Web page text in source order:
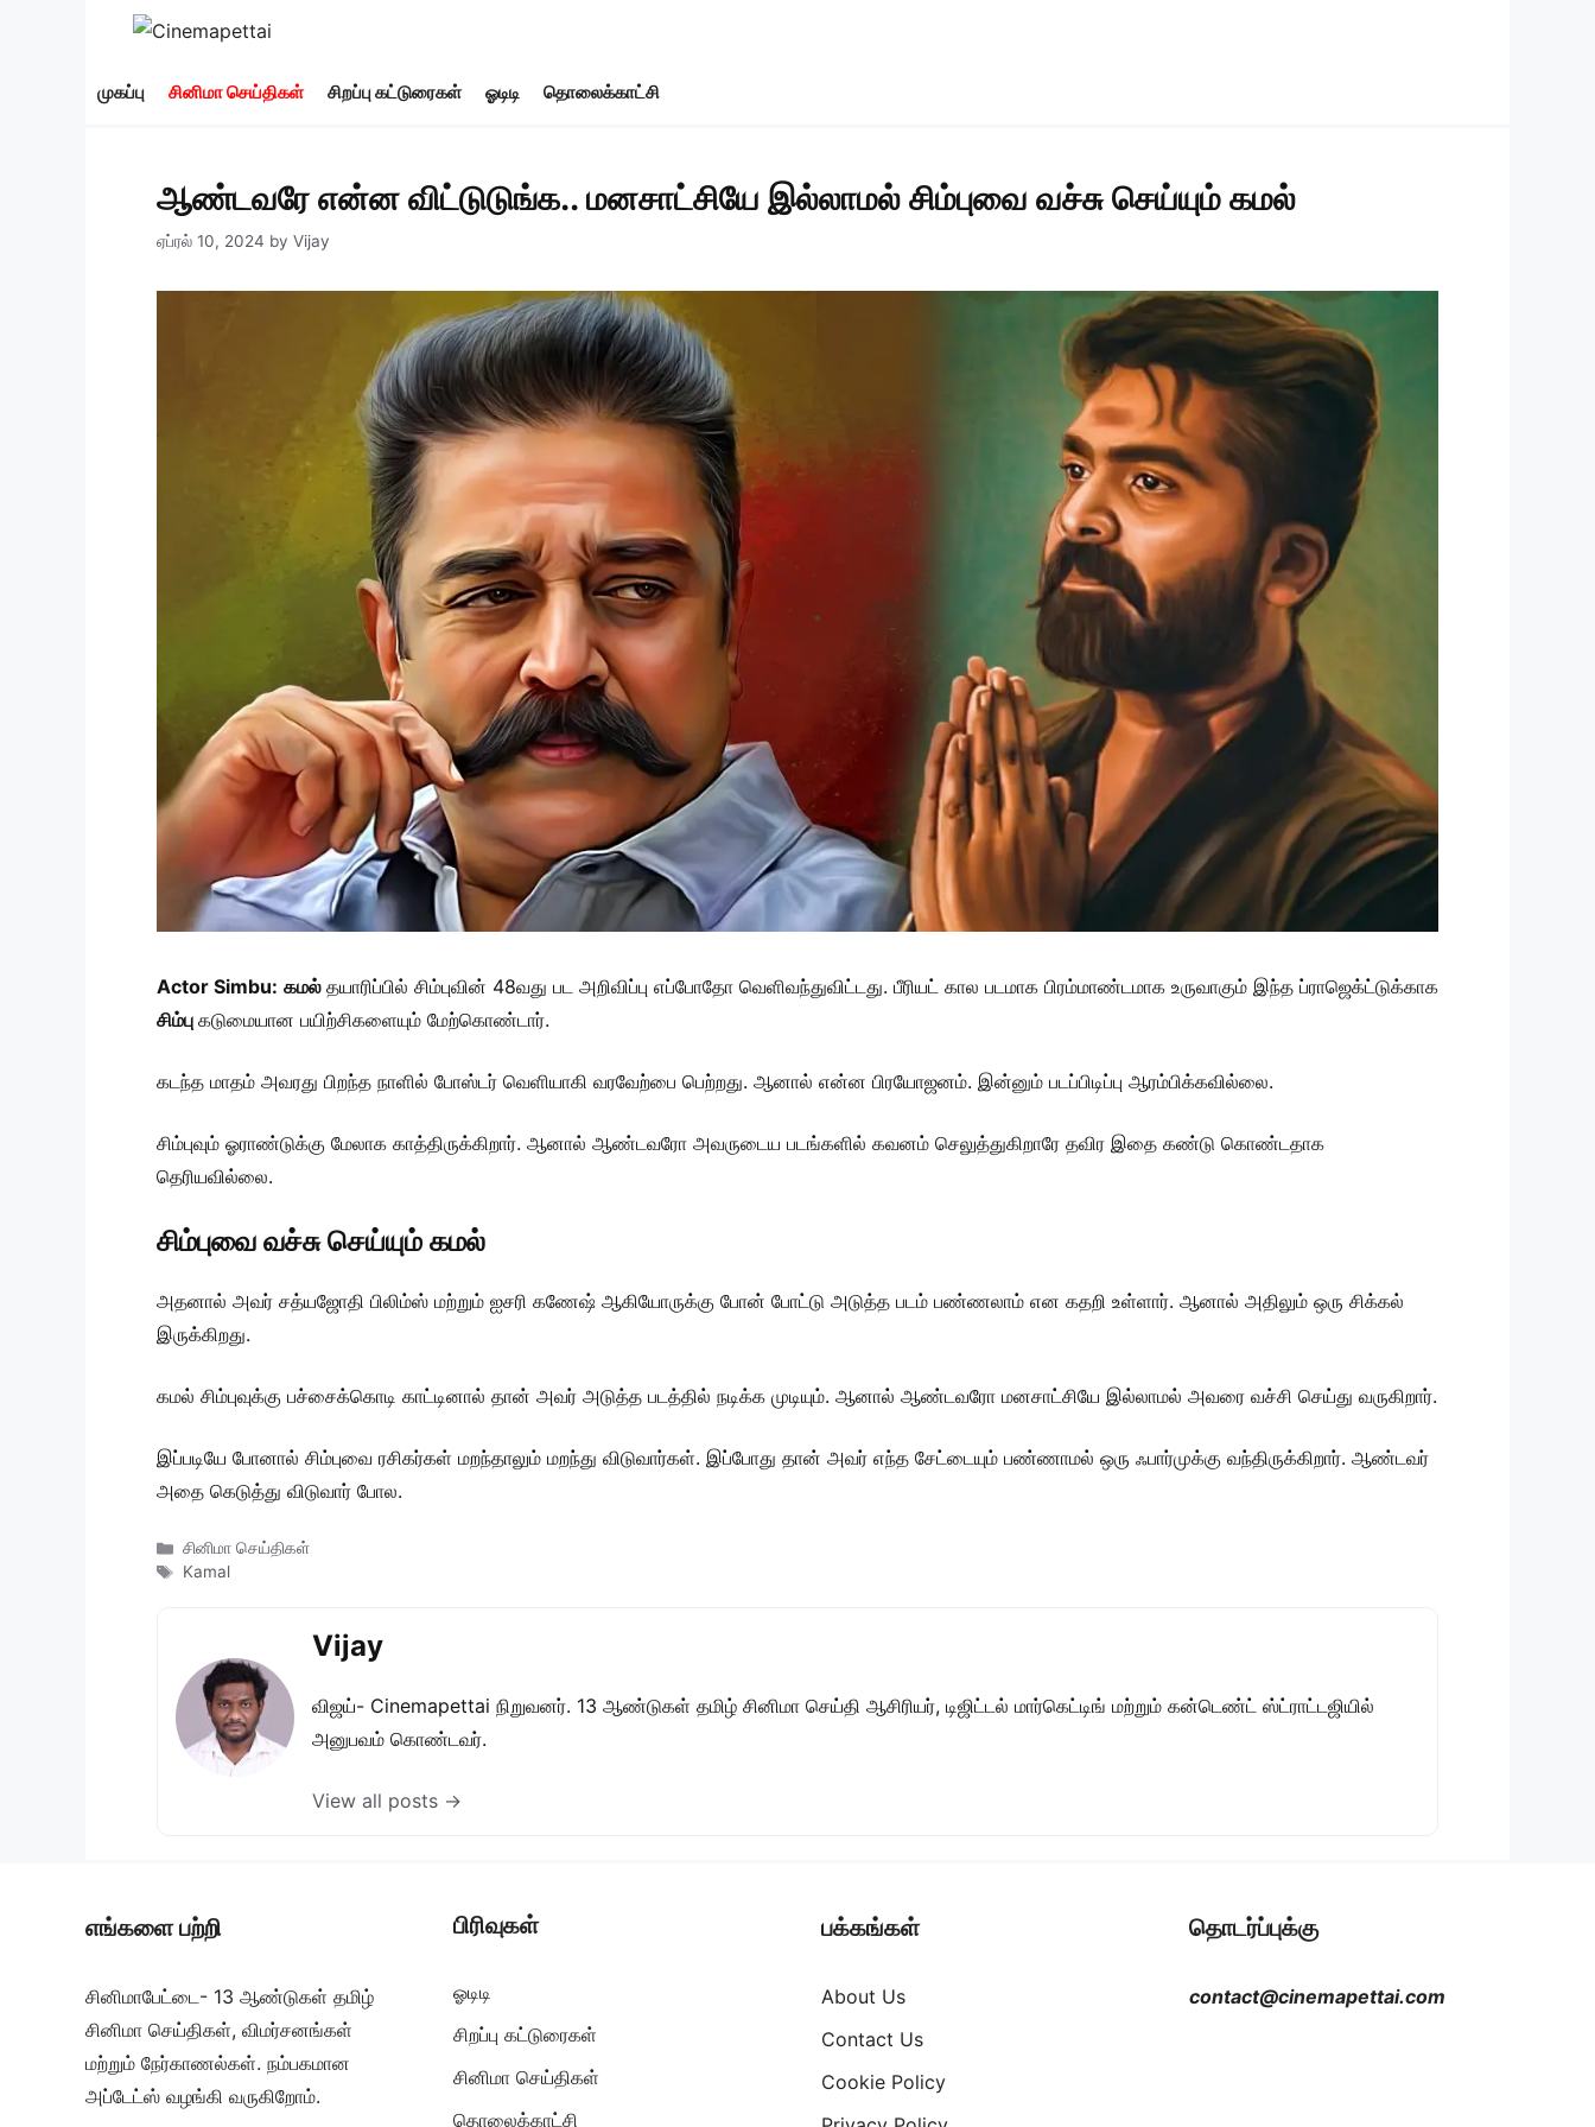
முகப்பு சினிமா செய்திகள் சிறப்பு கட்டுரைகள் ஓடிடி தொலைக்காட்சி
ஆண்டவரே என்ன விட்டுடுங்க.. மனசாட்சியே இல்லாமல் சிம்புவை வச்சு செய்யும் கமல்
ஏப்ரல் 10, 2024 by Vijay
Actor Simbu: கமல் தயாரிப்பில் சிம்புவின் 48வது பட அறிவிப்பு எப்போதோ வெளிவந்துவிட்டது. பீரியட் கால படமாக பிரம்மாண்டமாக உருவாகும் இந்த ப்ராஜெக்ட்டுக்காக
சிம்பு கடுமையான பயிற்சிகளையும் மேற்கொண்டார்.
கடந்த மாதம் அவரது பிறந்த நாளில் போஸ்டர் வெளியாகி வரவேற்பை பெற்றது. ஆனால் என்ன பிரயோஜனம். இன்னும் படப்பிடிப்பு ஆரம்பிக்கவில்லை.
சிம்புவும் ஓராண்டுக்கு மேலாக காத்திருக்கிறார். ஆனால் ஆண்டவரோ அவருடைய படங்களில் கவனம் செலுத்துகிறாரே தவிர இதை கண்டு கொண்டதாக
தெரியவில்லை.
சிம்புவை வச்சு செய்யும் கமல்
அதனால் அவர் சத்யஜோதி பிலிம்ஸ் மற்றும் ஐசரி கணேஷ் ஆகியோருக்கு போன் போட்டு அடுத்த படம் பண்ணலாம் என கதறி உள்ளார். ஆனால் அதிலும் ஒரு சிக்கல்
இருக்கிறது.
கமல் சிம்புவுக்கு பச்சைக்கொடி காட்டினால் தான் அவர் அடுத்த படத்தில் நடிக்க முடியும். ஆனால் ஆண்டவரோ மனசாட்சியே இல்லாமல் அவரை வச்சி செய்து வருகிறார்.
இப்படியே போனால் சிம்புவை ரசிகர்கள் மறந்தாலும் மறந்து விடுவார்கள். இப்போது தான் அவர் எந்த சேட்டையும் பண்ணாமல் ஒரு ஃபார்முக்கு வந்திருக்கிறார். ஆண்டவர்
அதை கெடுத்து விடுவார் போல.
Categories
சினிமா செய்திகள்
Tags
Kamal
Vijay
விஜய்- Cinemapettai நிறுவனர். 13 ஆண்டுகள் தமிழ் சினிமா செய்தி ஆசிரியர், டிஜிட்டல் மார்கெட்டிங் மற்றும் கன்டெண்ட் ஸ்ட்ராட்டஜியில்
அனுபவம் கொண்டவர்.
View all posts →
எங்களை பற்றி
சினிமாபேட்டை- 13 ஆண்டுகள் தமிழ்
சினிமா செய்திகள், விமர்சனங்கள்
மற்றும் நேர்காணல்கள். நம்பகமான
அப்டேட்ஸ் வழங்கி வருகிறோம்.
பிரிவுகள்
ஓடிடி
சிறப்பு கட்டுரைகள்
சினிமா செய்திகள்
தொலைக்காட்சி
பக்கங்கள்
About Us
Contact Us
Cookie Policy
தொடர்ப்புக்கு
contact@cinemapettai.com